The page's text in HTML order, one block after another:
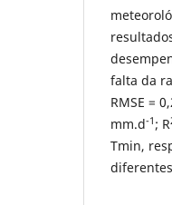
falta da
RMSE =
mm.d-1 ; R
Tmin,